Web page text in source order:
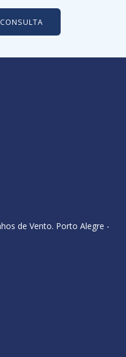
de Vento. Porto Alegre -